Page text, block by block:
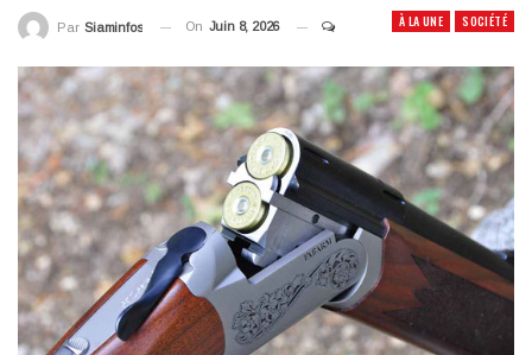
À LA UNE SOCIÉTÉ
Par Siaminfos On Juin 8, 2026